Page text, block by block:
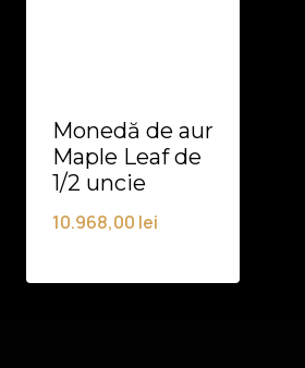
Monedă de aur
Maple Leaf de
1/2 uncie
10.968,00 lei